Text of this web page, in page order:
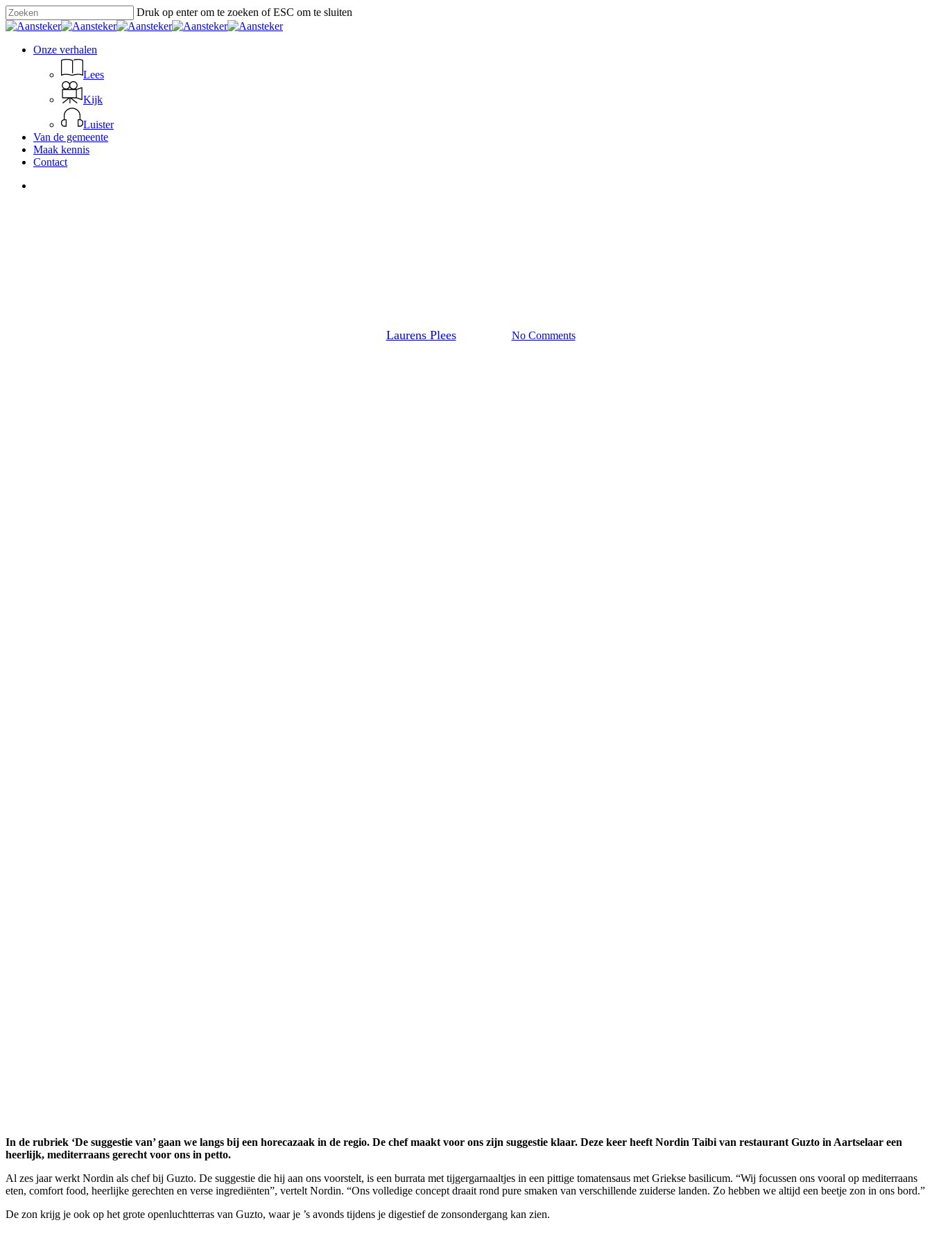
Skip
to
content
Druk op enter om te zoeken of ESC om te sluiten
Close
search
Menu Onze verhalen
Lees
Kijk
Luister
Van de gemeente
Maak kennis
Contact
Laurens Plees14 juni 2023 No Comments
In de rubriek ‘De suggestie van’ gaan we langs bij een horecazaak in de regio. De chef maakt voor ons zijn suggestie klaar. Deze keer heeft Nordin Taibi van restaurant Guzto in Aartselaar een
heerlijk, mediterraans gerecht voor ons in petto.
Al zes jaar werkt Nordin als chef bij Guzto. De suggestie die hij aan ons voorstelt, is een burrata met tijgergarnaaltjes in een pittige tomatensaus met Griekse basilicum. “Wij focussen ons vooral op mediterraans
eten, comfort food, heerlijke gerechten en verse ingrediënten”, vertelt Nordin. “Ons volledige concept draait rond pure smaken van verschillende zuiderse landen. Zo hebben we altijd een beetje zon in ons bord.”
De zon krijg je ook op het grote openluchtterras van Guzto, waar je ’s avonds tijdens je digestief de zonsondergang kan zien.